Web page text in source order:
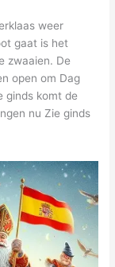
weer
gaat is het
zwaaien. De
open om Dag
ginds komt de
nu Zie ginds